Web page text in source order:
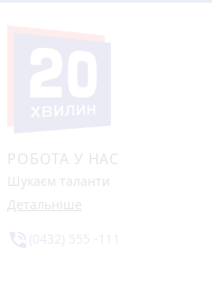
РОБОТА У НАС
Шукаєм таланти
Детальніше